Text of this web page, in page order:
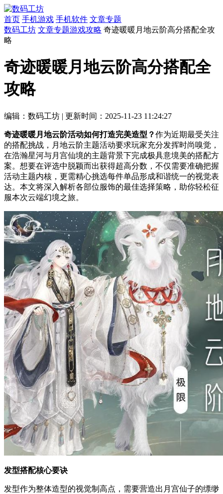
首页 手机游戏 手机软件 文章专题
数码工坊 文章专题游戏攻略 奇迹暖暖月地云阶高分搭配全攻
略
奇迹暖暖月地云阶高分搭配全
攻略
编辑：数码工坊 | 更新时间：2025-11-23 11:24:27
奇迹暖暖月地云阶活动如何打造完美造型？作为近期最受关注
的搭配挑战，月地云阶主题活动要求玩家充分发挥时尚嗅觉，
在浩瀚星河与月宫仙境的主题背景下完成极具意境美的搭配方
案。想要在评选中脱颖而出获得超高分数，不仅需要准确把握
活动主题内核，更需精心挑选每件单品形成和谐统一的视觉表
达。本文将深入解析各部位服饰的最佳选择策略，助你轻松征
服本次云端幻境之旅。
发型搭配核心要诀
发型作为整体造型的视觉制高点，需要营造出月宫仙子的缥缈